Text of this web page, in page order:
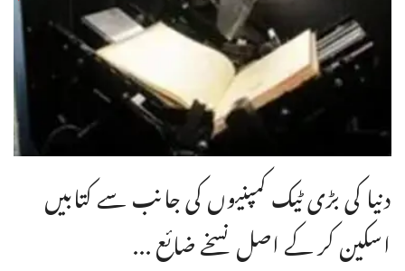
دنیا کی بڑی ٹیک کمپنیوں کی جانب سے کتابیں
اسکین کر کے اصل نسخے ضائع ...